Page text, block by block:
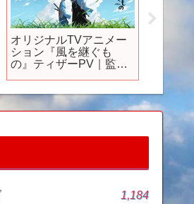
オリジナルTVアニメー
ション『風を継ぐも
の』ティザーPV｜監
1,184